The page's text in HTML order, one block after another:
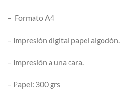
– Formato A4
– Impresión digital papel algodón.
– Impresión a una cara.
– Papel: 300 grs